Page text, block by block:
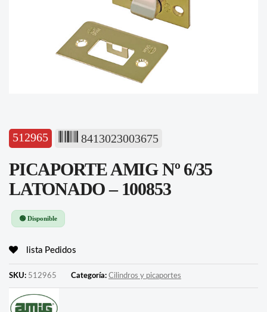
512965 8413023003675
PICAPORTE AMIG Nº 6/35
LATONADO – 100853
🟢 Disponible
lista Pedidos
SKU: 512965 Categoría: Cilindros y picaportes